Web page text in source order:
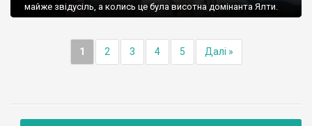
майже звідусіль, а колись це була висотна домінанта Ялти.
1 2 3 4 5 Далі »